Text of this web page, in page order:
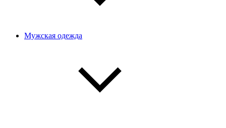
Мужская одежда